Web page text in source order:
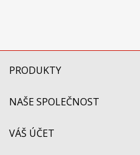
PRODUKTY
NAŠE SPOLEČNOST
VÁŠ ÚČET